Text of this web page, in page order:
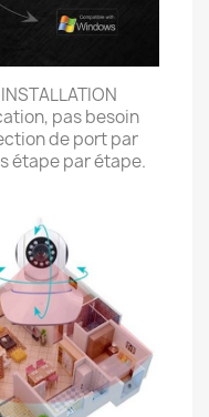
pas besoin
de port par
étape par étape.